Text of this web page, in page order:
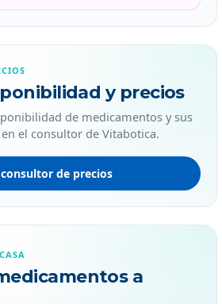
y precios
de medicamentos y sus
el consultor de Vitabotica.
de precios
a